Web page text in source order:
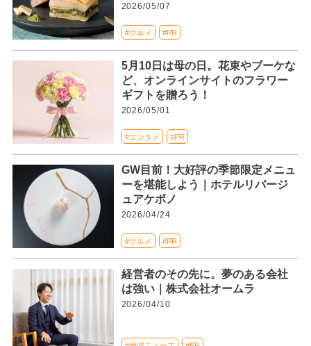
2026/05/07
#グルメ #PR
5月10日は母の日。花束やブーケな
ど、オンラインサイトのフラワー
ギフトを贈ろう！
2026/05/01
#エンタメ #PR
GW目前！大好評の季節限定メニュ
ーを堪能しよう｜ホテルリバージ
ュアケボノ
2026/04/24
#グルメ #PR
経営者のその先に。夢のある会社
は強い｜株式会社オームラ
2026/04/10